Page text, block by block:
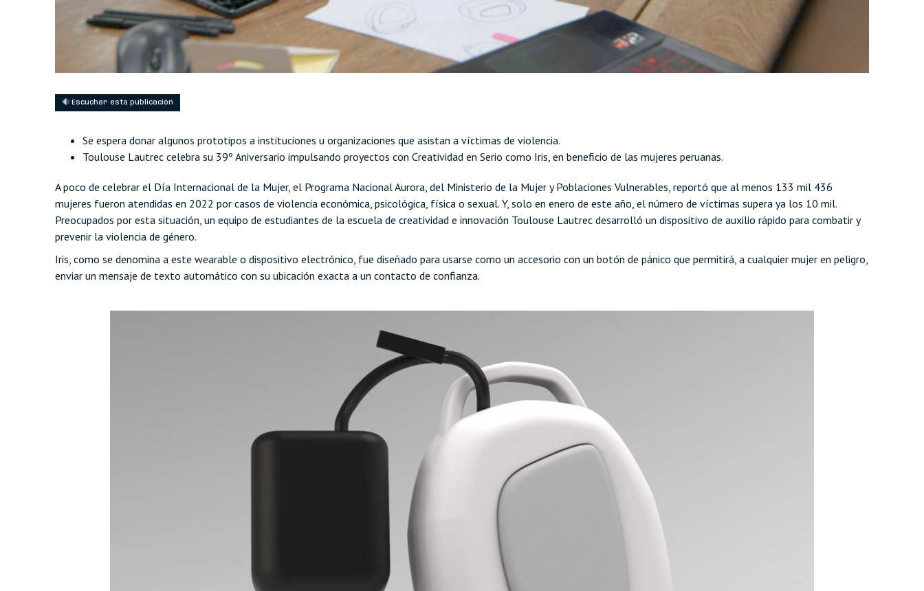
Escuchar esta publicación
Se espera donar algunos prototipos a instituciones u organizaciones que asistan a víctimas de violencia.
Toulouse Lautrec celebra su 39º Aniversario impulsando proyectos con Creatividad en Serio como Iris, en beneficio de las mujeres peruanas.
A poco de celebrar el Día Internacional de la Mujer, el Programa Nacional Aurora, del Ministerio de la Mujer y Poblaciones Vulnerables, reportó que al menos 133 mil 436
mujeres fueron atendidas en 2022 por casos de violencia económica, psicológica, física o sexual. Y, solo en enero de este año, el número de víctimas supera ya los 10 mil.
Preocupados por esta situación, un equipo de estudiantes de la escuela de creatividad e innovación Toulouse Lautrec desarrolló un dispositivo de auxilio rápido para combatir y
prevenir la violencia de género.
Iris, como se denomina a este wearable o dispositivo electrónico, fue diseñado para usarse como un accesorio con un botón de pánico que permitirá, a cualquier mujer en peligro,
enviar un mensaje de texto automático con su ubicación exacta a un contacto de confianza.